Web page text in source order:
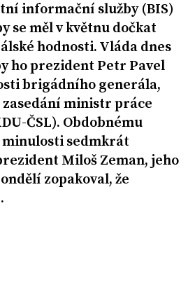
informační služby (BIS)
se měl v květnu dočkat
hodnosti. Vláda dnes
ho prezident Petr Pavel
brigádního generála,
ministr práce
ČSL). Obdobnému
sedmkrát
Miloš Zeman, jeho
zopakoval, že